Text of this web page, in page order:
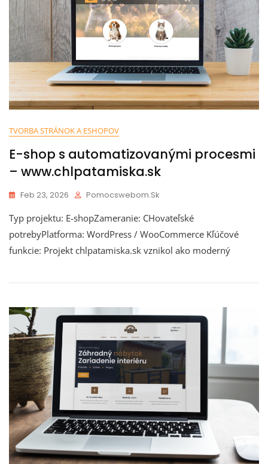
TVORBA STRÁNOK A ESHOPOV
E-shop s automatizovanými procesmi
– www.chlpatamiska.sk
Feb 23, 2026 Pomocswebom.sk
Typ projektu: E-shopZameranie: CHovateľské
potrebyPlatforma: WordPress / WooCommerce Kľúčové
funkcie: Projekt chlpatamiska.sk vznikol ako moderný